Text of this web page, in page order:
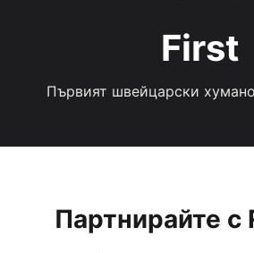
First
Първият швейцарски
Партнирайте с